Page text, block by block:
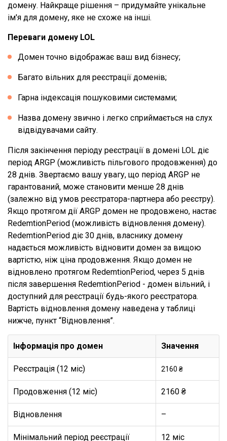
домену. Найкраще рішення – придумайте унікальне
ім'я для домену, яке не схоже на інші.
Переваги домену LOL
Домен точно відображає ваш вид бізнесу;
Багато вільних для реєстрації доменів;
Гарна індексація пошуковими системами;
Назва домену звично і легко сприймається на слух
відвідувачами сайту.
Після закінчення періоду реєстрації в домені LOL діє
період ARGP (можливість пільгового продовження) до
28 днів. Звертаємо вашу увагу, що період ARGP не
гарантований, може становити менше 28 днів
(залежно від умов реєстратора-партнера або реєстру).
Якщо протягом дії ARGP домен не продовжено, настає
RedemtionPeriod (можливість відновлення домену).
RedemtionPeriod діє 30 днів, власнику домену
надається можливість відновити домен за вищою
вартістю, ніж ціна продовження. Якщо домен не
відновлено протягом RedemtionPeriod, через 5 днів
після завершення RedemtionPeriod - домен вільний, і
доступний для реєстрації будь-якого реєстратора.
Вартість відновлення домену наведена у таблиці
нижче, пункт “Відновлення”.
Інформація про домен Значення
Реєстрація (12 міс) 2160 ₴
Продовження (12 міс) 2160 ₴
Відновлення –
Мінімальний період реєстрації 12 міс